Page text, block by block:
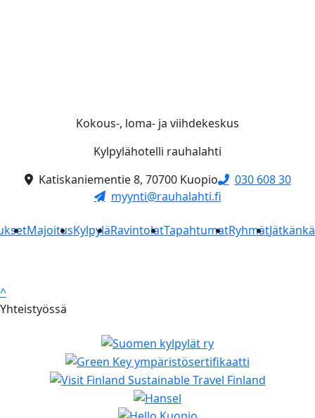
Kokous-, loma- ja viihdekeskus
Kylpylähotelli rauhalahti
Katiskaniementie 8, 70700 Kuopio
030 608 30
myynti@rauhalahti.fi
MajoitusKylpyläRavintolatTapahtumatRyhmät
^
Yhteistyössä